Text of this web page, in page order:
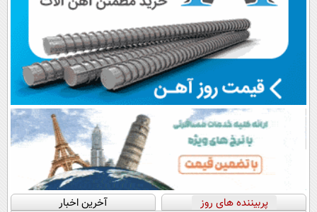
پربیننده های روز آخرین اخبار